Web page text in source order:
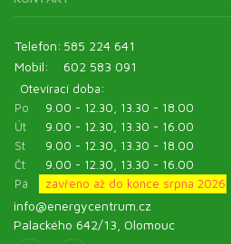
Telefon: 585 224 641
Mobil:
602 583 091
Otevírací doba:
Po
9.00 - 12.30, 13.30 - 18.00
Út
9.00 - 12.30, 13.30 - 16.00
St
9.00 - 12.30, 13.30 - 18.00
Čt
9.00 - 12.30, 13.30 - 16.00
Pá
zavřeno až do konce srpna 2026
info@energycentrum.cz
Palackého 642/13, Olomouc